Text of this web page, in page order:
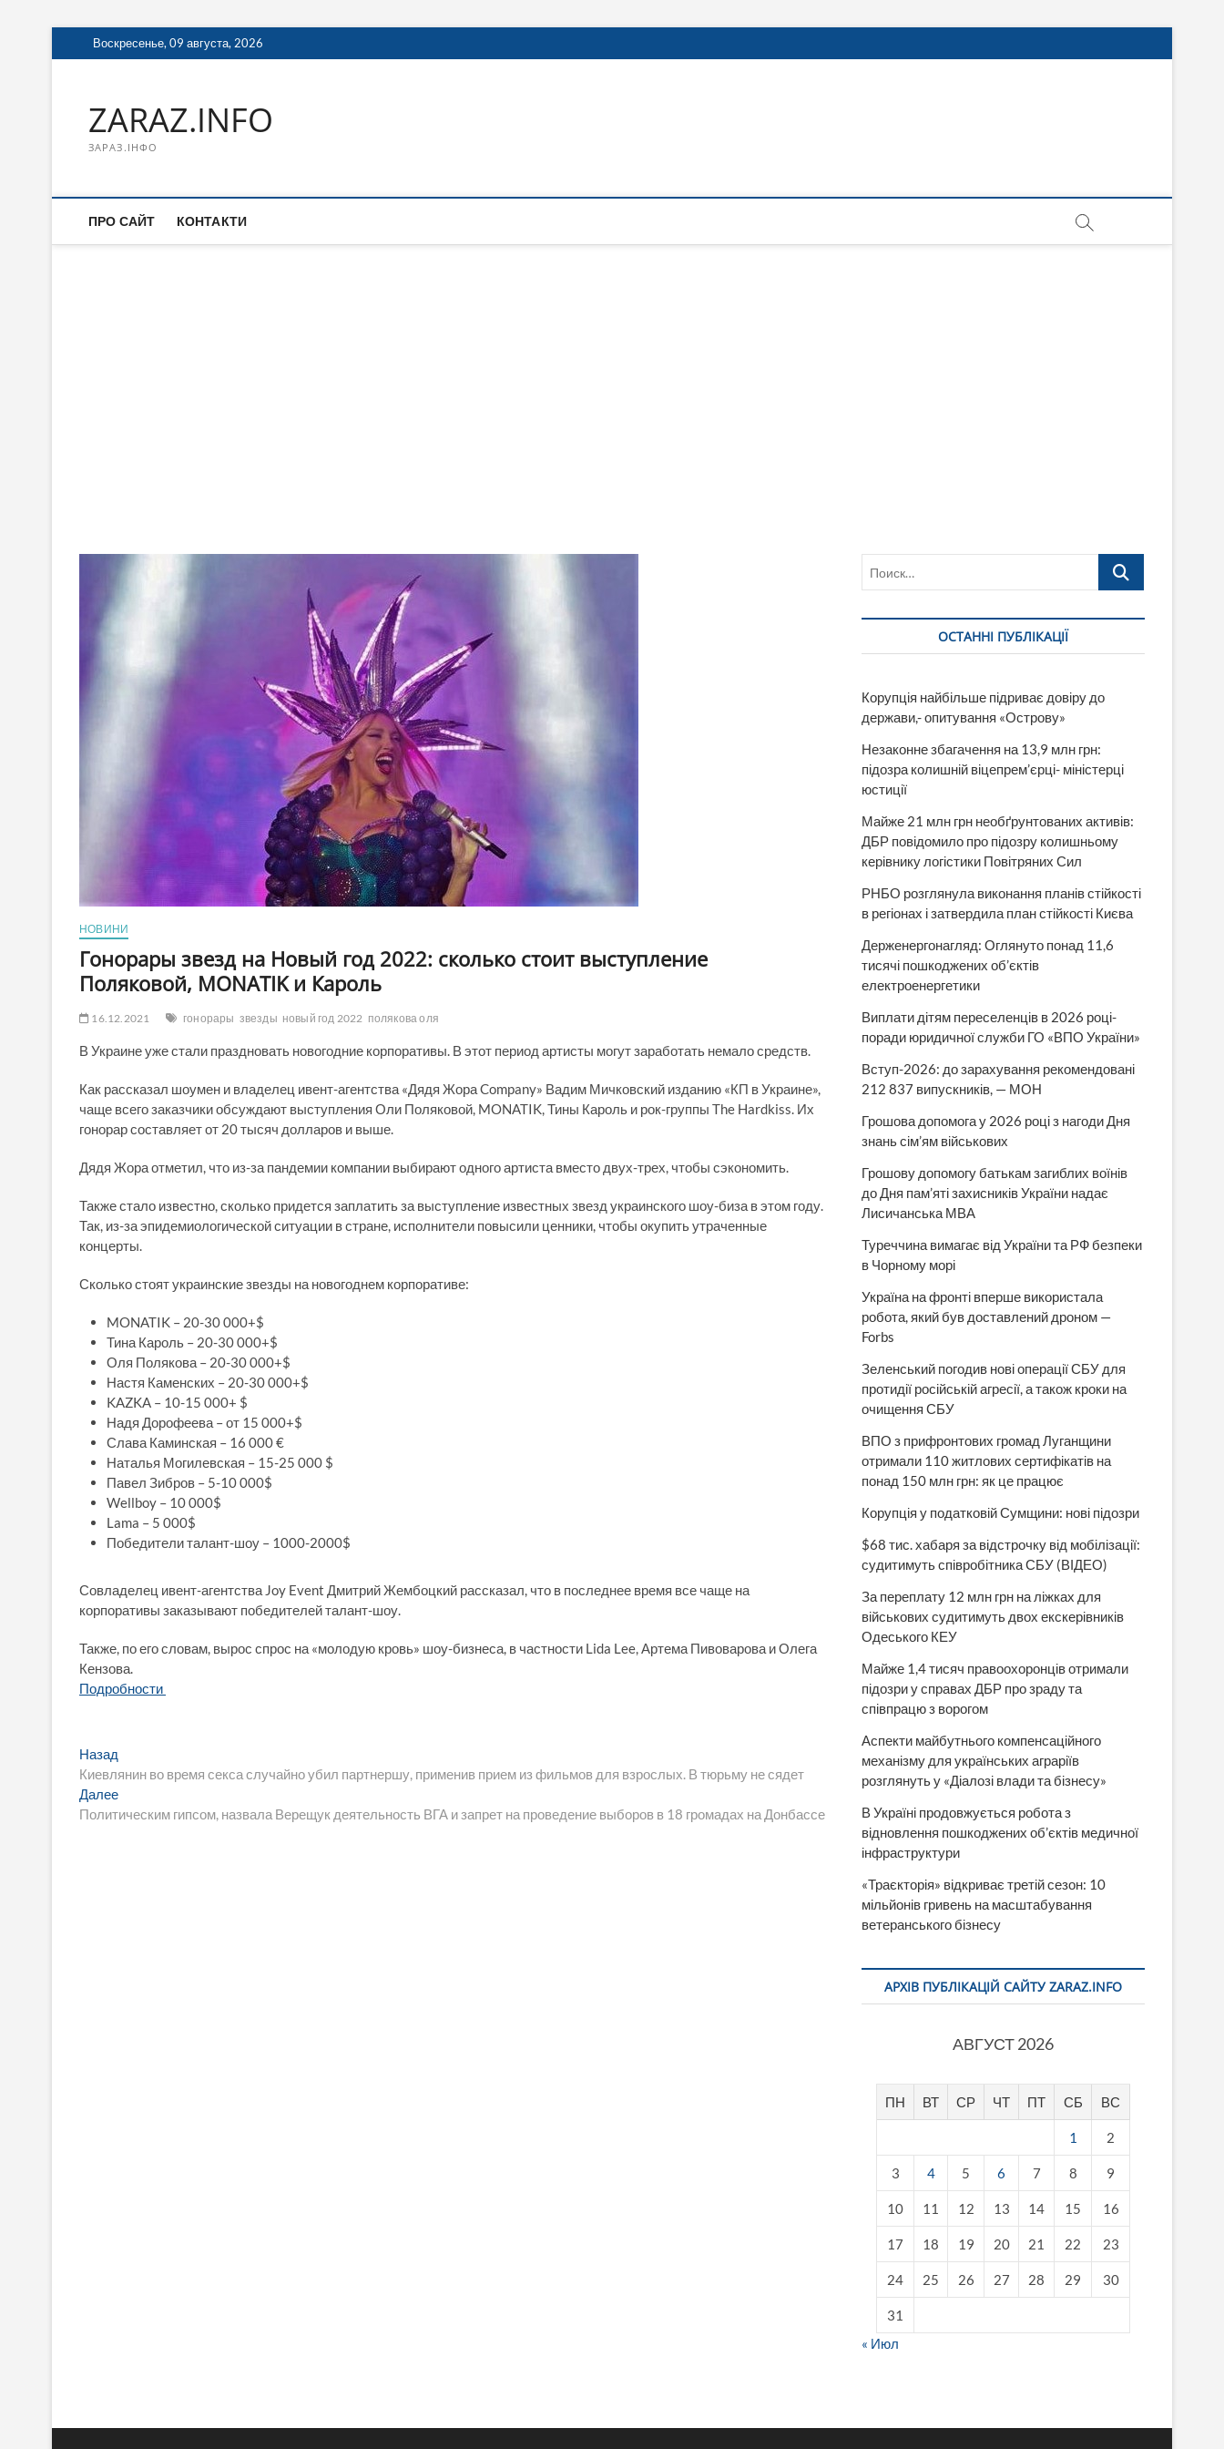
Перейти
к
Воскресенье, 09 августа, 2026
ZARAZ.INFO
ЗАРАЗ.ІНФО
ПРО САЙТ КОНТАКТИ
НОВИНИ
Гонорары звезд на Новый год 2022: сколько стоит выступление
Поляковой, MONATIK и Кароль
16.12.2021 гонорары звезды новый год 2022 полякова оля
В Украине уже стали праздновать новогодние корпоративы. В этот период артисты могут заработать немало средств.
Как рассказал шоумен и владелец ивент-агентства «Дядя Жора Company» Вадим Мичковский изданию «КП в Украине»,
чаще всего заказчики обсуждают выступления Оли Поляковой, MONATIK, Тины Кароль и рок-группы The Hardkiss. Их
гонорар составляет от 20 тысяч долларов и выше.
Дядя Жора отметил, что из-за пандемии компании выбирают одного артиста вместо двух-трех, чтобы сэкономить.
Также стало известно, сколько придется заплатить за выступление известных звезд украинского шоу-биза в этом году.
Так, из-за эпидемиологической ситуации в стране, исполнители повысили ценники, чтобы окупить утраченные
концерты.
Сколько стоят украинские звезды на новогоднем корпоративе:
MONATIK – 20-30 000+$
Тина Кароль – 20-30 000+$
Оля Полякова – 20-30 000+$
Настя Каменских – 20-30 000+$
KAZKA – 10-15 000+ $
Надя Дорофеева – от 15 000+$
Слава Каминская – 16 000 €
Наталья Могилевская – 15-25 000 $
Павел Зибров – 5-10 000$
Wellboy – 10 000$
Lama – 5 000$
Победители талант-шоу – 1000-2000$
Совладелец ивент-агентства Joy Event Дмитрий Жембоцкий рассказал, что в последнее время все чаще на
корпоративы заказывают победителей талант-шоу.
Также, по его словам, вырос спрос на «молодую кровь» шоу-бизнеса, в частности Lida Lee, Артема Пивоварова и Олега
Кензова.
Подробности
Навигация
по
записям
Назад
запись:
Киевлянин во время секса случайно убил партнершу, применив прием из фильмов для взрослых. В тюрьму не сядет
ДалееСледующая
запись:
Политическим гипсом, назвала Верещук деятельность ВГА и запрет на проведение выборов в 18 громадах на Донбассе
Поиск…
ОСТАННІ ПУБЛІКАЦІЇ
Корупція найбільше підриває довіру до
держави,- опитування «Острову»
Незаконне збагачення на 13,9 млн грн:
підозра колишній віцепрем’єрці- міністерці
юстиції
Майже 21 млн грн необґрунтованих активів:
ДБР повідомило про підозру колишньому
керівнику логістики Повітряних Сил
РНБО розглянула виконання планів стійкості
в регіонах і затвердила план стійкості Києва
Держенергонагляд: Оглянуто понад 11,6
тисячі пошкоджених об’єктів
електроенергетики
Виплати дітям переселенців в 2026 році-
поради юридичної служби ГО «ВПО України»
Вступ-2026: до зарахування рекомендовані
212 837 випускників, — МОН
Грошова допомога у 2026 році з нагоди Дня
знань сім’ям військових
Грошову допомогу батькам загиблих воїнів
до Дня пам’яті захисників України надає
Лисичанська МВА
Туреччина вимагає від України та РФ безпеки
в Чорному морі
Україна на фронті вперше використала
робота, який був доставлений дроном —
Forbs
Зеленський погодив нові операції СБУ для
протидії російській агресії, а також кроки на
очищення СБУ
ВПО з прифронтових громад Луганщини
отримали 110 житлових сертифікатів на
понад 150 млн грн: як це працює
Корупція у податковій Сумщини: нові підозри
$68 тис. хабаря за відстрочку від мобілізації:
судитимуть співробітника СБУ (ВІДЕО)
За переплату 12 млн грн на ліжках для
військових судитимуть двох екскерівників
Одеського КЕУ
Майже 1,4 тисяч правоохоронців отримали
підозри у справах ДБР про зраду та
співпрацю з ворогом
Аспекти майбутнього компенсаційного
механізму для українських аграріїв
розглянуть у «Діалозі влади та бізнесу»
В Україні продовжується робота з
відновлення пошкоджених об’єктів медичної
інфраструктури
«Траєкторія» відкриває третій сезон: 10
мільйонів гривень на масштабування
ветеранського бізнесу
АРХІВ ПУБЛІКАЦІЙ САЙТУ ZARAZ.INFO
АВГУСТ 2026
ПН ВТ СР ЧТ ПТ СБ ВС
1 2
3 4 5 6 7 8 9
10 11 12 13 14 15 16
17 18 19 20 21 22 23
24 25 26 27 28 29 30
31
« Июл